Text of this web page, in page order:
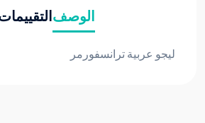
الوصف
ليجو عربية ترانسفورمر